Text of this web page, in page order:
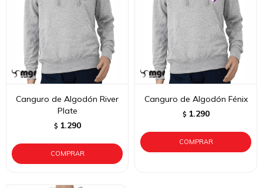
Canguro de Algodón River
Plate
$ 1.290
Canguro de Algodón Fénix
$ 1.290